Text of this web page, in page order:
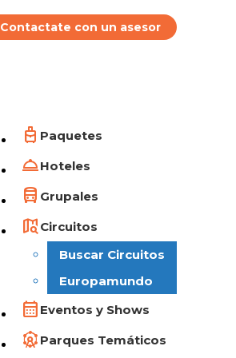
Contactate con un asesor
Paquetes
Hoteles
Grupales
Circuitos
Buscar Circuitos
Europamundo
Eventos y Shows
Parques Temáticos